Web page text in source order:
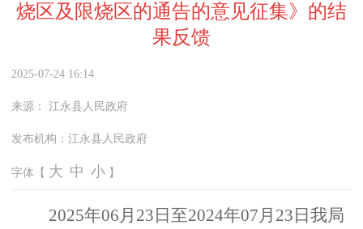
烧区及限烧区的通告的意见征集》的结
果反馈
2025-07-24 16:14
来源： 江永县人民政府
发布机构： 江永县人民政府
字体【 大 中 小 】
2025年06月23 日 至2024年07月23 日 我局